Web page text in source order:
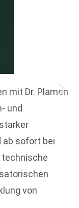
mit Dr. Plamen
und
ab sofort bei
technische
von